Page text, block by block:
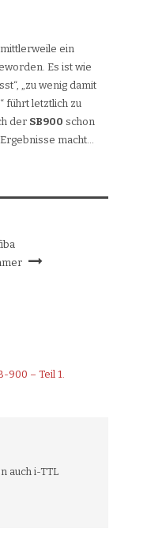
mittlerweile ein
Es ist wie
„zu wenig damit
führt letztlich zu
der SB900 schon
macht…
900 – Teil 1.
auch i-TTL